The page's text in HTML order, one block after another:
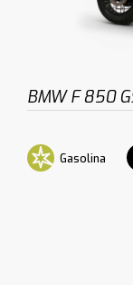
BMW F 850
Gasolina